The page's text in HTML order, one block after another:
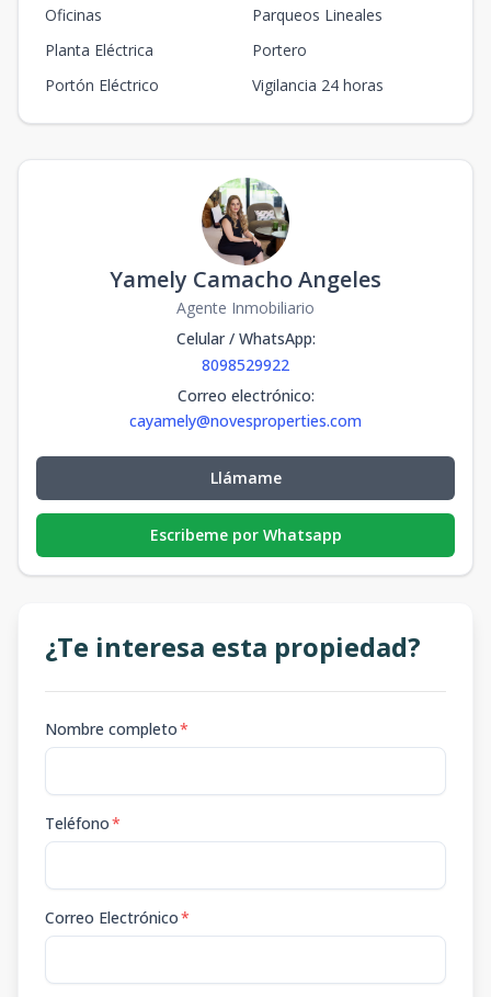
Oficinas
Parqueos Lineales
Planta Eléctrica
Portero
Portón Eléctrico
Vigilancia 24 horas
Yamely Camacho Angeles
Agente Inmobiliario
Celular / WhatsApp:
8098529922
Correo electrónico:
cayamely@novesproperties.com
Llámame
Escribeme por Whatsapp
¿Te interesa esta propiedad?
Nombre completo*
Teléfono*
Correo Electrónico*